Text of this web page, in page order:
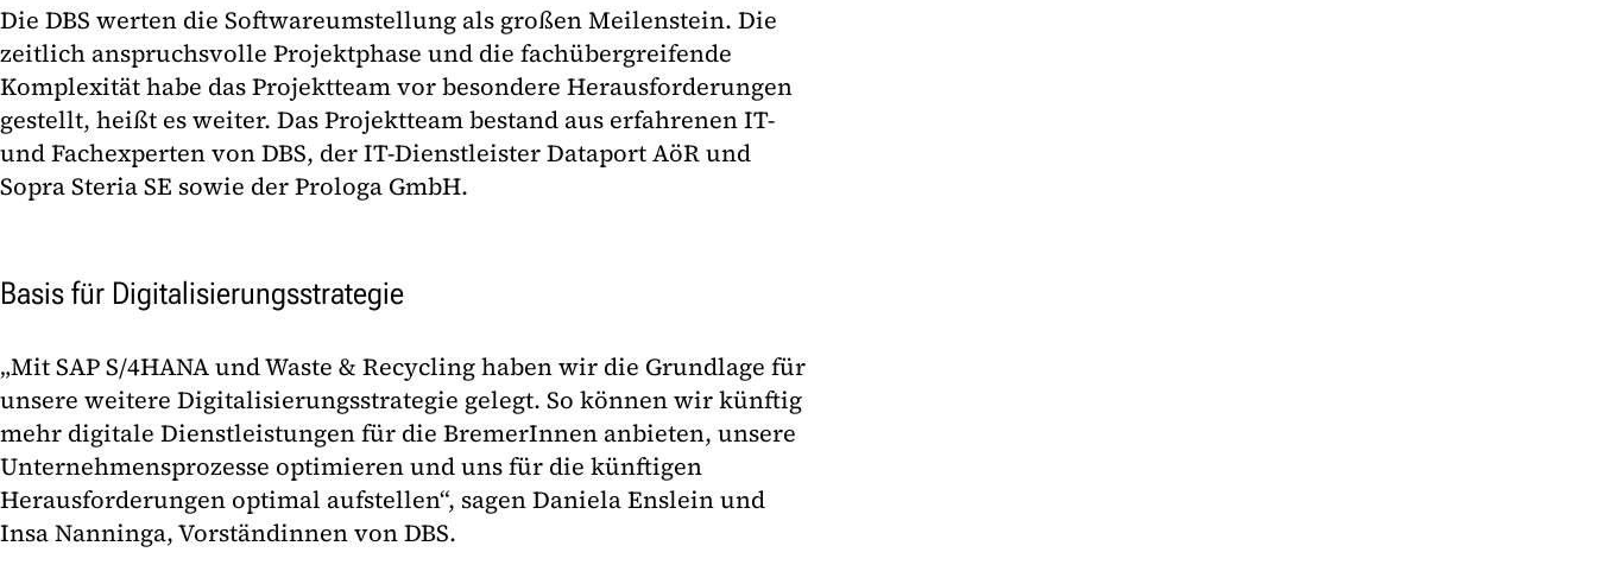
Die DBS werten die Softwareumstellung als großen Meilenstein. Die
zeitlich anspruchsvolle Projektphase und die fachübergreifende
Komplexität habe das Projektteam vor besondere Herausforderungen
gestellt, heißt es weiter. Das Projektteam bestand aus erfahrenen IT-
und Fachexperten von DBS, der IT-Dienstleister Dataport AöR und
Sopra Steria SE sowie der Prologa GmbH.
Basis für Digitalisierungsstrategie
„Mit SAP S/4HANA und Waste & Recycling haben wir die Grundlage für
unsere weitere Digitalisierungsstrategie gelegt. So können wir künftig
mehr digitale Dienstleistungen für die BremerInnen anbieten, unsere
Unternehmensprozesse optimieren und uns für die künftigen
Herausforderungen optimal aufstellen“, sagen Daniela Enslein und
Insa Nanninga, Vorständinnen von DBS.